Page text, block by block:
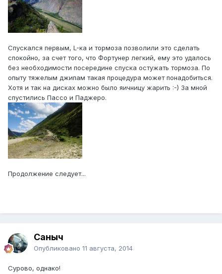
Спускался первым, L-ка и тормоза позволили это сделать
спокойно, за счет того, что Фортунер легкий, ему это удалось
без необходимости посередине спуска остужать тормоза. По
опыту тяжелым джипам такая процедура может понадобиться.
Хотя и так на дисках можно было яичницу жарить :-) За мной
спустились Пассо и Паджеро.
Продолжение следует...
Саныч
Опубликовано 11 августа, 2014
Сурово, однако!